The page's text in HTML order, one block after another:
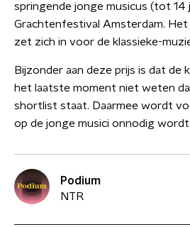
springende jonge musicus (tot 14
Grachtenfestival Amsterdam.
zet zich in voor de klassieke-
Bijzonder aan deze prijs is dat
het laatste moment niet weten
shortlist staat. Daarmee wordt
op de jonge musici onnodig
Podium
NTR